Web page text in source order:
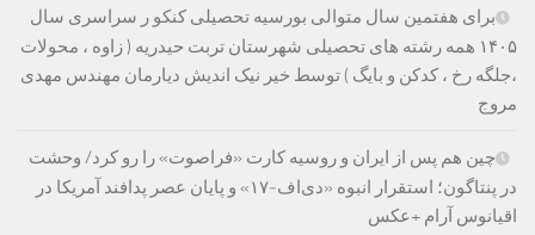
برای هفتمین سال متوالی بورسیه تحصیلی کنکو ر سراسری سال
۱۴۰۵ همه رشته های تحصیلی شهرستان تربت حیدریه ( زاوه ، محولات
،جلگه رخ ، کدکن و بایگ ) توسط خیر نیک اندیش دیارمان مهندس مهدی
مروج
چین هم پس از ایران و روسیه کارت «فراصوت» را رو کرد/ وحشت
در پنتاگون؛ استقرار انبوه «دی‌اف‑۱۷» و پایان عصر پدافند آمریکا در
اقیانوس آرام +عکس